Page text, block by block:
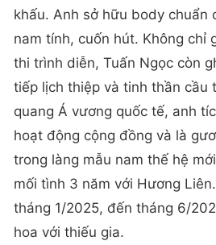
khấu. Anh sở hữu body chuẩn
nam tính, cuốn hút. Không chỉ
thi trình diễn, Tuấn Ngọc còn
tiếp lịch thiệp và tinh thần cầu
quang Á vương quốc tế, anh
hoạt động cộng đồng và là
trong làng mẫu nam thế hệ
mối tình 3 năm với Hương
tháng 1/2025, đến tháng 6/
hoa với thiếu gia.